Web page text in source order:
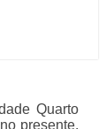
Quarto
presente.